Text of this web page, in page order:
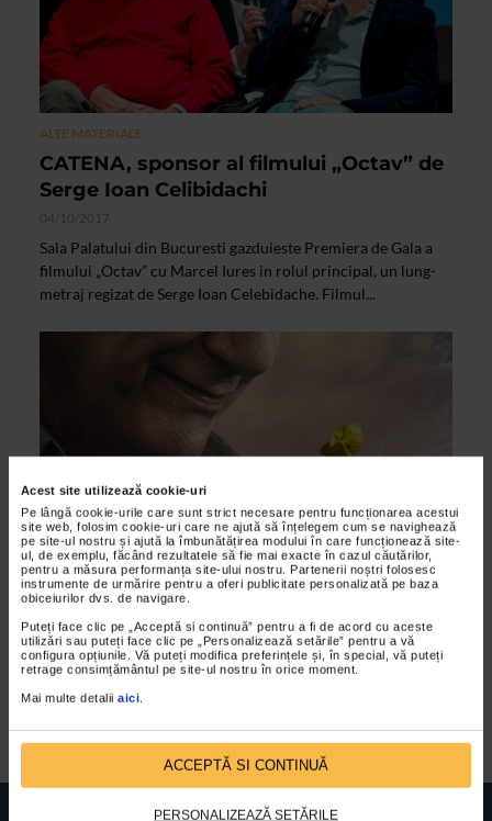
Acest site utilizează cookie-uri
Pe lângă cookie-urile care sunt strict necesare pentru funcționarea acestui
site web, folosim cookie-uri care ne ajută să înțelegem cum se navighează
pe site-ul nostru și ajută la îmbunătățirea modului în care funcționează site-
ul, de exemplu, făcând rezultatele să fie mai exacte în cazul căutărilor,
pentru a măsura performanța site-ului nostru. Partenerii noștri folosesc
instrumente de urmărire pentru a oferi publicitate personalizată pe baza
obiceiurilor dvs. de navigare.
Puteți face clic pe „Acceptă si continuă” pentru a fi de acord cu aceste
utilizări sau puteți face clic pe „Personalizează setările” pentru a vă
configura opțiunile. Vă puteți modifica preferințele și, în special, vă puteți
retrage consimțământul pe site-ul nostru în orice moment.
Mai multe detalii aici.
ACCEPTĂ SI CONTINUĂ
PERSONALIZEAZĂ SETĂRILE
ALTE MATERIALE
CATENA, sponsor al filmului „Octav” de
Serge Ioan Celibidachi
04/10/2017
Sala Palatului din Bucuresti gazduieste Premiera de Gala a
filmului „Octav” cu Marcel Iures in rolul principal, un lung-
metraj regizat de Serge Ioan Celebidache. Filmul...
ALTE MATERIALE
Premiera de Gala la Sala Palatului: filmul
romanesc „Octav” cu Marcel Iures
17/08/2017
Filmul romanesc Octav, cu Marcel Iures in rolul principal, va
Palatului din Bucuresti, incepand cu ora 19:00.